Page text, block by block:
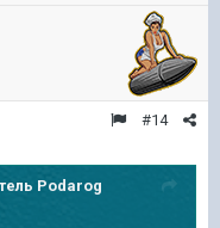
#14
Podarog